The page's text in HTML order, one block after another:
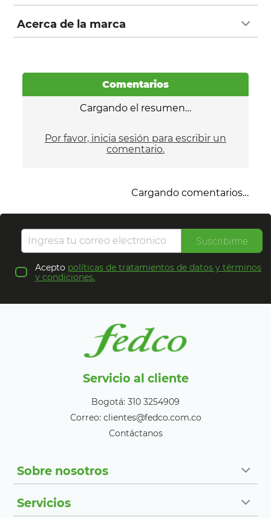
Acerca de la marca
Comentarios
Cargando el resumen…
Por favor, inicia sesión para escribir un
comentario.
Cargando comentarios…
Suscribirme
Acepto políticas de tratamientos de datos y términos
y condiciones.
Servicio al cliente
Bogotá: 310 3254909
Correo: clientes@fedco.com.co
Contáctanos
Sobre nosotros
Servicios